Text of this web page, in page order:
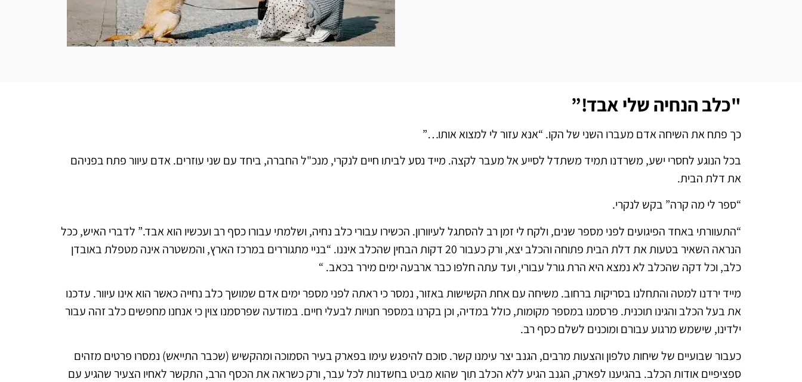
"כלב הנחיה שלי אבד!”
כך פתח את השיחה אדם מעברו השני של הקו. “אנא עזור לי למצוא אותו…”
בכל הנוגע לחסרי ישע, משרדנו תמיד משתדל לסייע אל מעבר לקצה. מייד נסע לביתו חיים לנקרי, מנכ"ל החברה, ביחד עם שני עוזרים. אדם עיוור פתח בפניהם
את דלת הבית.
“ספר לי מה קרה” בקש לנקרי.
“התעוורתי באחד הפיגועים לפני מספר שנים, ולקח לי זמן רב להסתגל לעיוורון. הכשירו עבורי כלב נחיה, ושלמתי עבורו כסף רב ועכשיו הוא אבד.” לדברי האיש, ככל
הנראה השאיר בטעות את דלת הבית פתוחה והכלב יצא, ורק כעבור 20 דקות הבחין שהכלב איננו. “בניי מתגוררים במרכז הארץ, והמשטרה אינה מטפלת באובדן
כלב, וכל דקה שהכלב לא נמצא היא הרת גורל עבורי, ועד עתה חלפו כבר ארבעה ימים מירר בכאב. “
מייד ירדנו למטה והתחלנו בסריקות ברחוב. משיחה עם אחת הקשישות באזור, נמסר כי ראתה לפני מספר ימים אדם שמושך כלב נחייה כאשר הוא אינו עיוור. עדכנו
את בעל הכלב והגינו תוכנית. פרסמנו במספר מקומות, כולל במדיה, וכן בקרנו במספר חנויות לבעלי חיים. במודעה שפרסמנו צוין כי אנחנו מחפשים כלב זהה עבור
ילדינו, שישמש מרגוע עבורם ומוכנים לשלם כסף רב.
כעבור שבועיים של שיחות טלפון והצעות מרבים, הגנב יצר עימנו קשר. סוכם להיפגש עימו בפארק בעיר הסמוכה ומהקשיש (שכבר התייאש) נמסרו פרטים מזהים
ספציפיים אודות הכלב. בהגיענו לפארק, הגנב הגיע ללא הכלב תוך שהוא מביט בחשדנות לכל עבר, ורק כשראה את הכסף הרב, התקשר לאחיו הצעיר שהגיע עם